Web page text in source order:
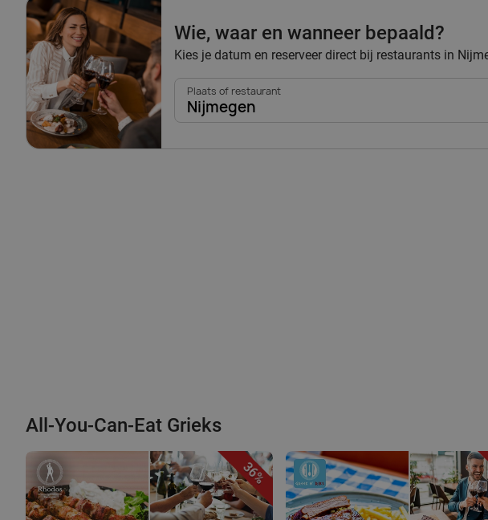
Wie, waar en wanneer bepaald?
Kies je datum en reserveer direct bij restaurants in
Plaats of restaurant
Nijmegen
All-You-Can-Eat Grieks
36%